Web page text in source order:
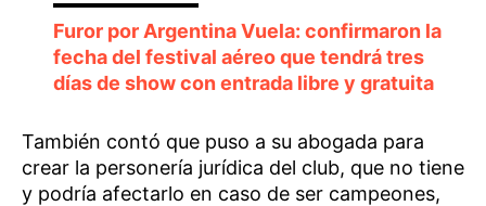
Furor por Argentina Vuela: confirmaron la
fecha del festival aéreo que tendrá tres
días de show con entrada libre y gratuita
También contó que puso a su abogada para
crear la personería jurídica del club, que no tiene
y podría afectarlo en caso de ser campeones,